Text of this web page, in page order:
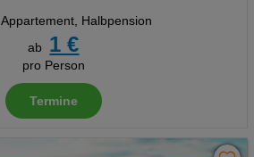
Appartement, Halbpension
ab
1 €
pro Person
Termine